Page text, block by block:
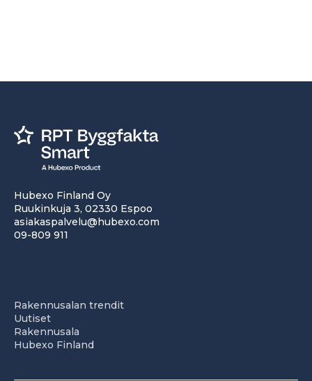
Hubexo Finland Oy
Ruukinkuja 3, 02330 Espoo
asiakaspalvelu@hubexo.com
09-809 911
Rakennusalan trendit
Uutiset
Rakennusala
Hubexo Finland